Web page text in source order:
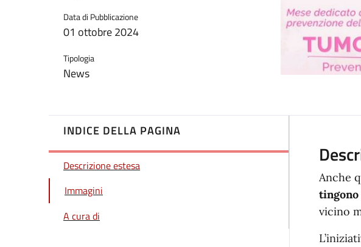
Data di Pubblicazione
01 ottobre 2024
Tipologia
News
INDICE DELLA PAGINA
Descrizione estesa
Immagini
A cura di
Anche
tingono
vicino